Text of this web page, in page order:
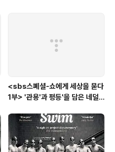
갑내기 심재은(88) 할아버지, 탄용..
<sbs스폐셜-쇼에게 세상을 묻다
1부> '관용'과 평등'을 담은 네덜